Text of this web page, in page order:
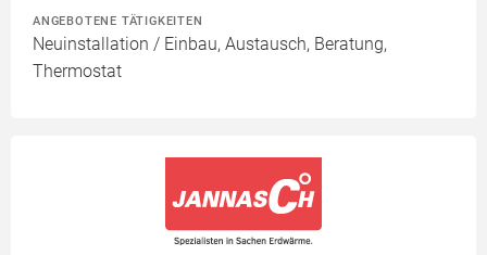
ANGEBOTENE TÄTIGKEITEN
Neuinstallation / Einbau, Austausch, Beratung,
Thermostat